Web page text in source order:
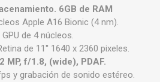
6GB de RAM
Apple A16 Bionic (4 nm).
de 4 núcleos.
de 11'' 1640 x 2360 pixeles.
MP, f/1.8, (wide), PDAF.
y grabación de sonido estéreo.